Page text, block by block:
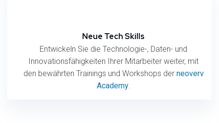
Neue Tech Skills
Entwickeln Sie die Technologie-, Daten- und
Innovationsfähigkeiten Ihrer Mitarbeiter weiter, mit
den bewährten Trainings und Workshops der neoverv
Academy.